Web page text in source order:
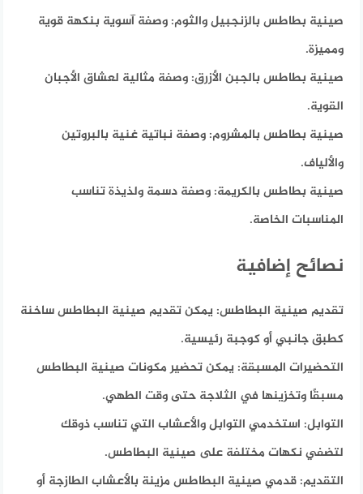
صينية بطاطس بالزنجبيل والثوم: وصفة آسوية بنكهة قوية
ومميزة.
صينية بطاطس بالجبن الأزرق: وصفة مثالية لعشاق الأجبان
القوية.
صينية بطاطس بالمشروم: وصفة نباتية غنية بالبروتين
والألياف.
صينية بطاطس بالكريمة: وصفة دسمة ولذيذة تناسب
المناسبات الخاصة.
نصائح إضافية
تقديم صينية البطاطس: يمكن تقديم صينية البطاطس ساخنة
كطبق جانبي أو كوجبة رئيسية.
التحضيرات المسبقة: يمكن تحضير مكونات صينية البطاطس
مسبقًا وتخزينها في الثلاجة حتى وقت الطهي.
التوابل: استخدمي التوابل والأعشاب التي تناسب ذوقك
لتضفي نكهات مختلفة على صينية البطاطس.
التقديم: قدمي صينية البطاطس مزينة بالأعشاب الطازجة أو